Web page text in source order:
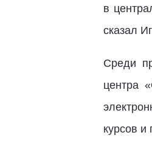
в
сказал
Среди
центра
курсов и